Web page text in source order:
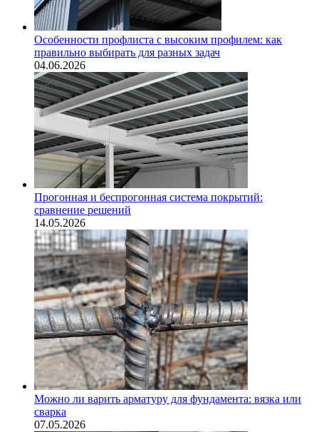
Особенности профлиста с высоким профилем: как
правильно выбирать для разных задач
04.06.2026
Прогонная и беспрогонная система покрытий:
сравнение решений
14.05.2026
Можно ли варить арматуру для фундамента: вязка или
сварка
07.05.2026